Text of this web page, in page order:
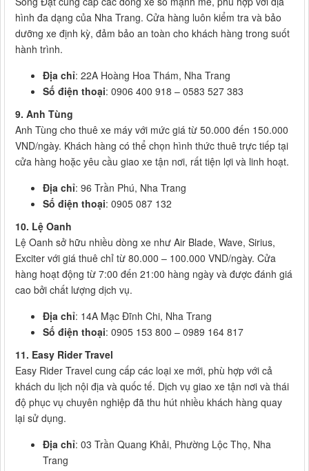
hình đa dạng của Nha Trang. Cửa hàng luôn kiểm tra và bảo
dưỡng xe định kỳ, đảm bảo an toàn cho khách hàng trong suốt
hành trình.
Địa chỉ: 22A Hoàng Hoa Thám, Nha Trang
Số điện thoại: 0906 400 918 – 0583 527 383
9. Anh Tùng
Anh Tùng cho thuê xe máy với mức giá từ 50.000 đến 150.000
VND/ngày. Khách hàng có thể chọn hình thức thuê trực tiếp tại
cửa hàng hoặc yêu cầu giao xe tận nơi, rất tiện lợi và linh hoạt.
Địa chỉ: 96 Trần Phú, Nha Trang
Số điện thoại: 0905 087 132
10. Lệ Oanh
Lệ Oanh sở hữu nhiều dòng xe như Air Blade, Wave, Sirius,
Exciter với giá thuê chỉ từ 80.000 – 100.000 VND/ngày. Cửa
hàng hoạt động từ 7:00 đến 21:00 hàng ngày và được đánh giá
cao bởi chất lượng dịch vụ.
Địa chỉ: 14A Mạc Đĩnh Chi, Nha Trang
Số điện thoại: 0905 153 800 – 0989 164 817
11. Easy Rider Travel
Easy Rider Travel cung cấp các loại xe mới, phù hợp với cả
khách du lịch nội địa và quốc tế. Dịch vụ giao xe tận nơi và thái
độ phục vụ chuyên nghiệp đã thu hút nhiều khách hàng quay
lại sử dụng.
Địa chỉ: 03 Trần Quang Khải, Phường Lộc Thọ, Nha
Trang